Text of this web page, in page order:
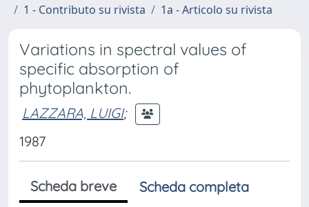
1 - Contributo su rivista
1a - Articolo su rivista
Variations in spectral values of
specific absorption of
phytoplankton.
LAZZARA, LUIGI;
1987
Scheda breve
Scheda completa